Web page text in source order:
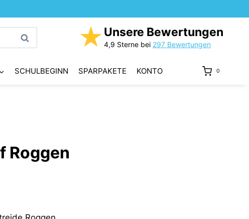
Suchen ★ Unsere Bewertungen
4,9 Sterne bei 297 Bewertungen
SCHULBEGINN SPARPAKETE KONTO 0
Roggen